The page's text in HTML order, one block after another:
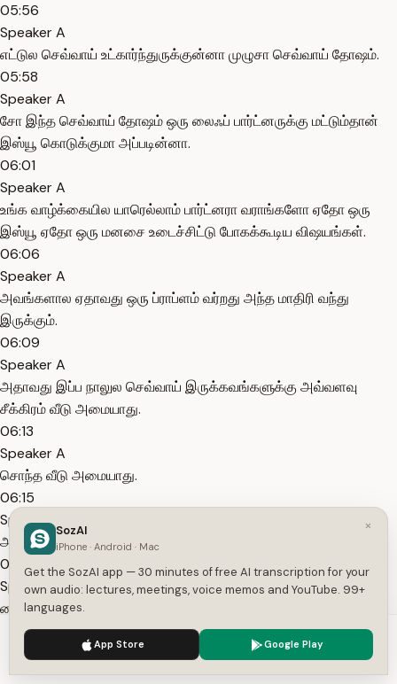
05:56
Speaker A
எட்டுல செவ்வாய் உட்கார்ந்துருக்குன்னா முழுசா செவ்வாய் தோஷம்.
05:58
Speaker A
சோ இந்த செவ்வாய் தோஷம் ஒரு லைஃப் பார்ட்னருக்கு மட்டும்தான்
இஸ்யூ கொடுக்குமா அப்படின்னா.
06:01
Speaker A
உங்க வாழ்க்கையில யாரெல்லாம் பார்ட்னரா வராங்களோ ஏதோ ஒரு
இஸ்யூ ஏதோ ஒரு மனசை உடைச்சிட்டு போகக்கூடிய விஷயங்கள்.
06:06
Speaker A
அவங்களால ஏதாவது ஒரு ப்ராப்ளம் வர்றது அந்த மாதிரி வந்து
இருக்கும்.
06:09
Speaker A
அதாவது இப்ப நாலுல செவ்வாய் இருக்கவங்களுக்கு அவ்வளவு
சீக்கிரம் வீடு அமையாது.
06:13
Speaker A
சொந்த வீடு அமையாது.
06:15
Speaker A
அவங்களுக்குதான் இந்த வீடு பிரச்சனை வர்றது.
06:17
Speaker A
லைஃப் பார்ட்னர்ட்ட போவாங்க நல்லா இருக்கும்.
06:21
Speaker A
எங்கயாவது ஒரு மனஸ்தாபம் வந்தா மனசு ஒட்டாது.
We use cookies to enhance your experience.
×
SozAI
iPhone · Android · Mac
Get the SozAI app — 30 minutes of free AI transcription for your
own audio: lectures, meetings, voice memos and YouTube. 99+
languages.
App Store Google Play